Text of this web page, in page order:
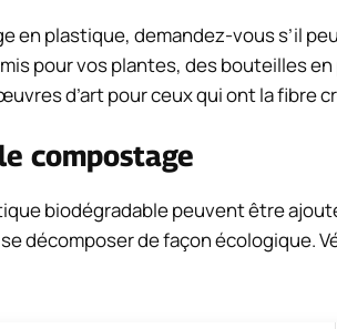
en plastique, demandez-vous s’il
pour vos plantes, des bouteilles
d’art pour ceux qui ont la fibre
compostage
biodégradable peuvent être
décomposer de façon écologique.